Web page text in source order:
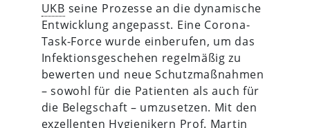
UKB seine Prozesse an die dynamische
Entwicklung angepasst. Eine Corona-
Task-Force wurde einberufen, um das
Infektionsgeschehen regelmäßig zu
bewerten und neue Schutzmaßnahmen
– sowohl für die Patienten als auch für
die Belegschaft – umzusetzen. Mit den
exzellenten Hygienikern Prof. Martin